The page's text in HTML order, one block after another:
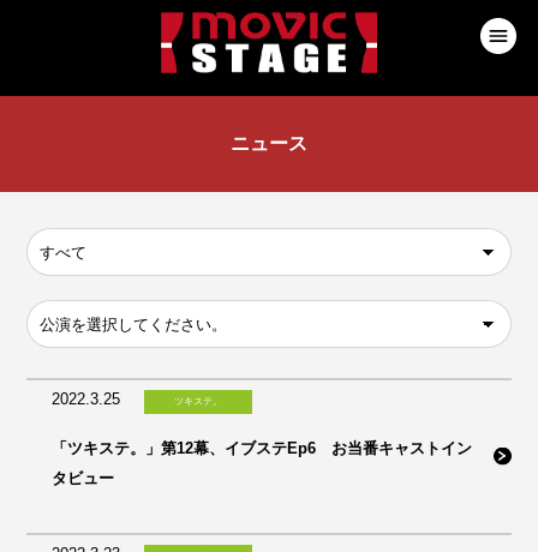
ニュース
2022.3.25 ツキステ。
「ツキステ。」第12幕、イブステEp6 お当番キャストイン
タビュー